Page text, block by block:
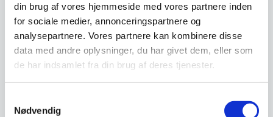
din brug af vores hjemmeside med vores partnere inden
for sociale medier, annonceringspartnere og
analysepartnere. Vores partnere kan kombinere disse
data med andre oplysninger, du har givet dem, eller som
de har indsamlet fra din brug af deres tjenester.
Nødvendig
Relaterede varer